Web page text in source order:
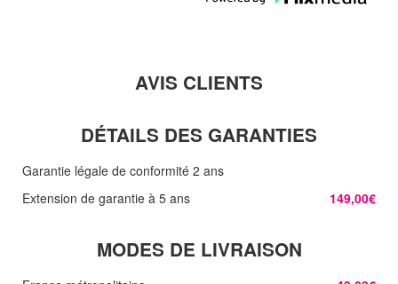
AVIS CLIENTS
DÉTAILS DES GARANTIES
Garantie légale de conformité 2 ans
Extension de garantie à 5 ans
149,00€
MODES DE LIVRAISON